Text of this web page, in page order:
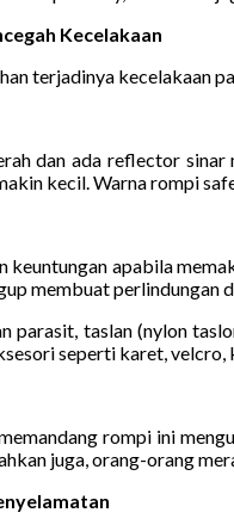
Kecelakaan
terjadinya kecelakaan
dan ada reflector
kecil. Warna rompi
keuntungan apabila
membuat
parasit, taslan (nylon
seperti karet, velcro,
rompi ini
juga, orang-orang